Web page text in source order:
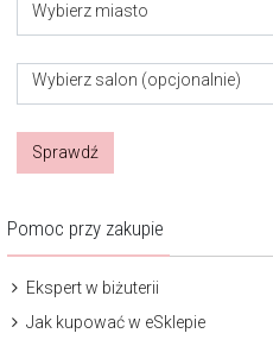
Wybierz miasto
Wybierz salon (opcjonalnie)
Sprawdź
Pomoc przy zakupie
Ekspert w biżuterii
Jak kupować w eSklepie